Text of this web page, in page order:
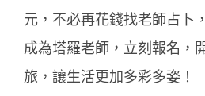
元，不必再花錢找老師占卜
成為塔羅老師，立刻報名，
旅，讓生活更加多彩多姿！